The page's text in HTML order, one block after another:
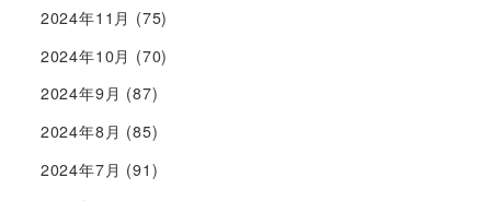
2024年11月 (75)
2024年10月 (70)
2024年9月 (87)
2024年8月 (85)
2024年7月 (91)